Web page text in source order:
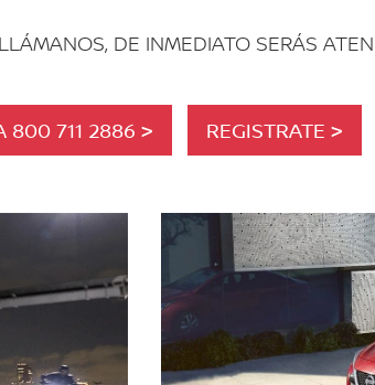
DE INMEDIATO SERÁS
800 711 2886 > REGISTRATE >